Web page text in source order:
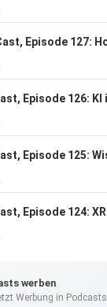
werben
Werbung in Podcasts.